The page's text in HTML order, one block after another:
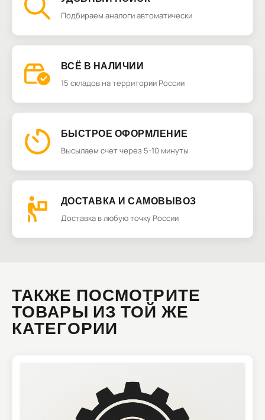
Подбираем аналоги автоматически
ВСЁ В НАЛИЧИИ
15 складов на территории России
БЫСТРОЕ ОФОРМЛЕНИЕ
Высылаем счет через 5-10 минуты
ДОСТАВКА И САМОВЫВОЗ
Доставка в любую точку России
ТАКЖЕ ПОСМОТРИТЕ
ТОВАРЫ ИЗ ТОЙ ЖЕ
КАТЕГОРИИ